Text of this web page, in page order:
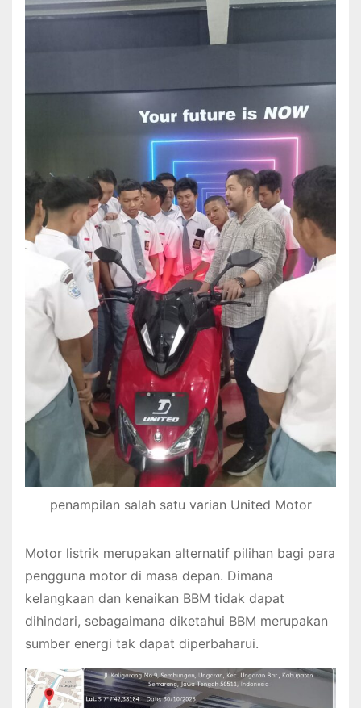
penampilan salah satu varian United Motor
Motor listrik merupakan alternatif pilihan bagi para
pengguna motor di masa depan. Dimana
kelangkaan dan kenaikan BBM tidak dapat
dihindari, sebagaimana diketahui BBM merupakan
sumber energi tak dapat diperbaharui.